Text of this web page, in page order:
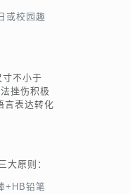
或校园趣
不小于
挫伤积极
言表达转化
大原则：
+HB铅笔